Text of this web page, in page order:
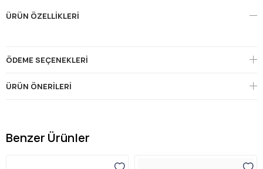
ÜRÜN ÖZELLIKLERI
ÖDEME SEÇENEKLERI
ÜRÜN ÖNERILERI
Benzer Ürünler